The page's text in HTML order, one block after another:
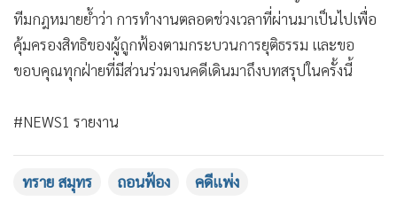
ทีมกฎหมายย้ำว่า การทำงานตลอดช่วงเวลาที่ผ่านมาเป็นไปเพื่อ
คุ้มครองสิทธิของผู้ถูกฟ้องตามกระบวนการยุติธรรม และขอ
ขอบคุณทุกฝ่ายที่มีส่วนร่วมจนคดีเดินมาถึงบทสรุปในครั้งนี้
ถอนฟ้อง คดีแพ่ง